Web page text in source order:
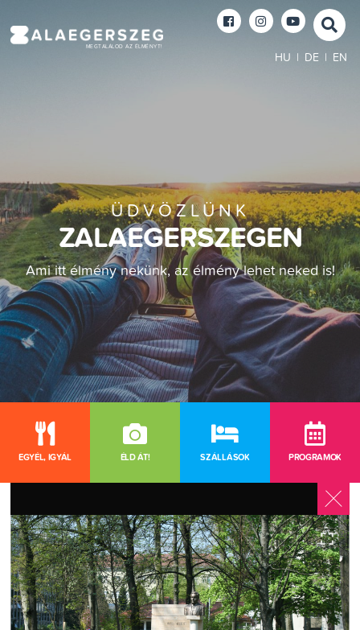
MEGTALÁLOD AZ ÉLMÉNYT!
HU DE EN
ÜDVÖZLÜNK
ZALAEGERSZEGEN
Ami itt élmény nekünk, az élmény lehet neked is!
EGYÉL, IGYÁL ÉLD ÁT! SZÁLLÁSOK PROGRAMOK